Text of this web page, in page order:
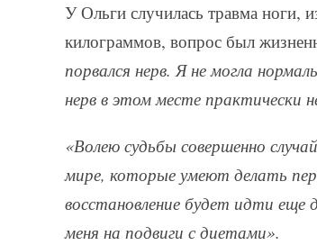
У Ольги случилась травма ноги,
килограммов, вопрос был
порвался нерв. Я не могла
нерв в этом месте практически
«Волею судьбы совершенно
мире, которые умеют делать
восстановление будет идти еще
меня на подвиги с диетами».